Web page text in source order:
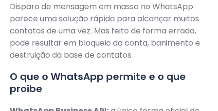
Disparo de mensagem em massa no WhatsApp
parece uma solução rápida para alcançar muitos
contatos de uma vez. Mas feito de forma errada,
pode resultar em bloqueio da conta, banimento e
destruição da base de contatos.
O que o WhatsApp permite e o que
proibe